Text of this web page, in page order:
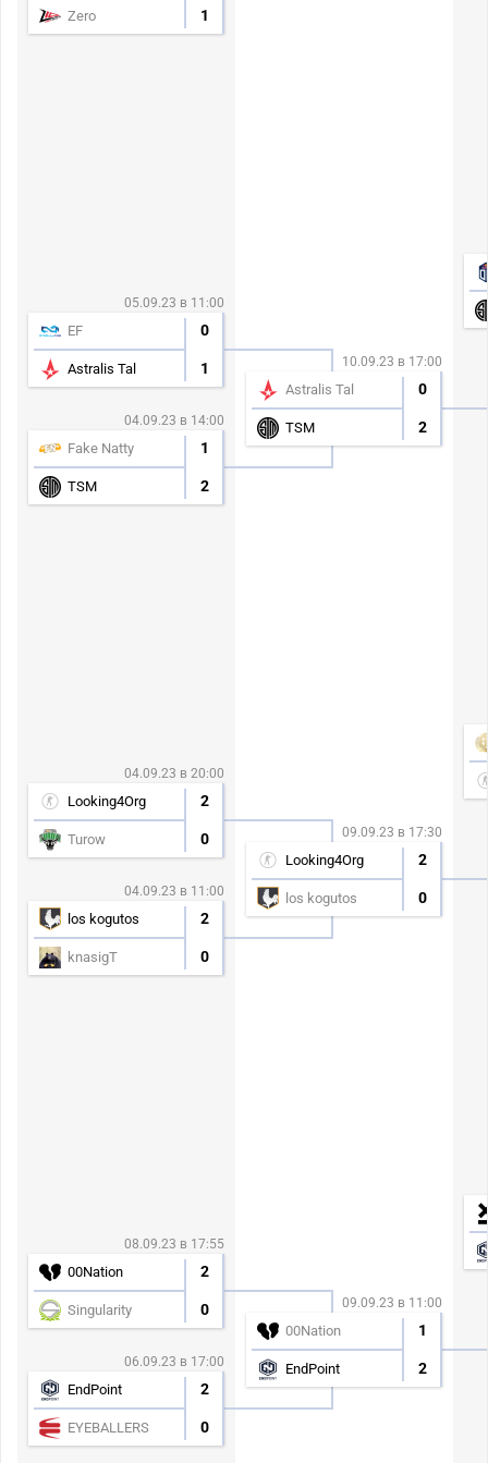
Zero 1
05.09.23 в 11:00
EF 0
Astralis Tal 1
04.09.23 в 14:00
Fake Natty 1
TSM 2
04.09.23 в 20:00
Looking4Org 2
Turow 0
04.09.23 в 11:00
los kogutos 2
knasigT 0
08.09.23 в 17:55
00Nation 2
Singularity 0
06.09.23 в 17:00
EndPoint 2
EYEBALLERS 0
10.09.23 в 17:00
Astralis Tal 0
TSM 2
09.09.23 в 17:30
Looking4Org 2
los kogutos 0
09.09.23 в 11:00
00Nation 1
EndPoint 2